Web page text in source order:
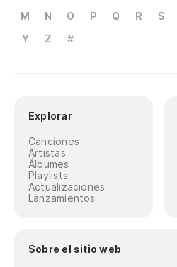
M
N O P Q R S
Y
Z #
Explorar
Canciones
Artistas
Álbumes
Playlists
Actualizaciones
Lanzamientos
Sobre el sitio web